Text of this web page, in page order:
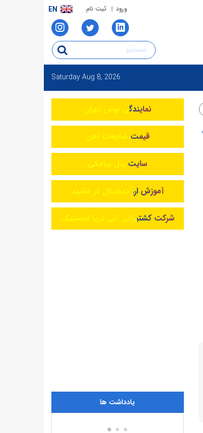
ورود ثبت نام EN
SaturdayAug 8, 2026
نمایندگی بوش تهران
قیمت ضایعات آهن
سایت پنل پیامکی
آموزش ارز دیجیتال در مشهد
شرکت کشتیرانی آنی دریا لجستیک
یادداشت ها